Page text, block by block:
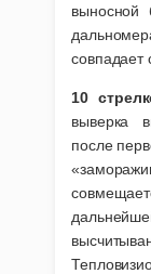
выносной
совпадает
10
выверка
после